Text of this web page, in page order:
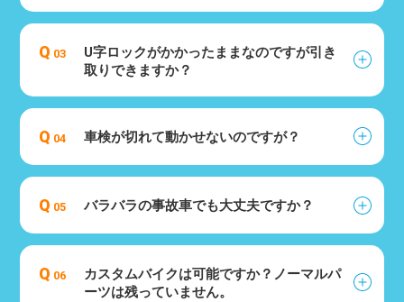
Q 03
U字ロックがかかったままなのですが引き
取りできますか？
Q 04 車検が切れて動かせないのですが？
Q 05 バラバラの事故車でも大丈夫ですか？
Q 06
カスタムバイクは可能ですか？ノーマルパ
ーツは残っていません。